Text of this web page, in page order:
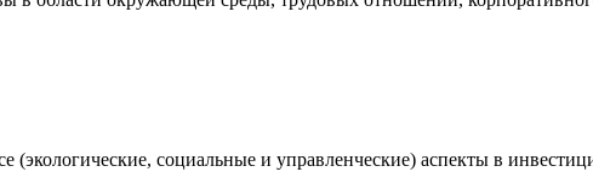
социальные и управленческие) аспекты в